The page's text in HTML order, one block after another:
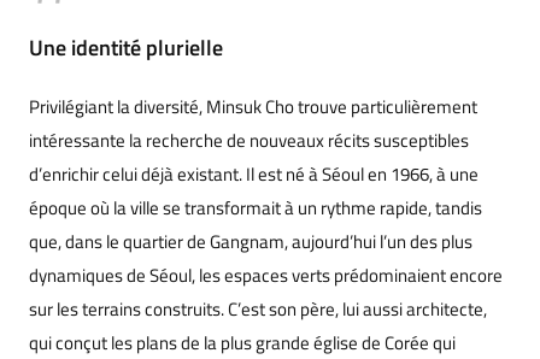
Une identité plurielle
Privilégiant la diversité, Minsuk Cho trouve particulièrement
intéressante la recherche de nouveaux récits susceptibles
d’enrichir celui déjà existant. Il est né à Séoul en 1966, à une
époque où la ville se transformait à un rythme rapide, tandis
que, dans le quartier de Gangnam, aujourd’hui l’un des plus
dynamiques de Séoul, les espaces verts prédominaient encore
sur les terrains construits. C’est son père, lui aussi architecte,
qui conçut les plans de la plus grande église de Corée qui